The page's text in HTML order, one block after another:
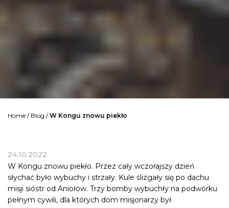
Home / Blog /W Kongu znowu piekło
24.10.2022
W Kongu znowu piekło. Przez cały wczorajszy dzień
słychać było wybuchy i strzały. Kule ślizgały się po dachu
misji sióstr od Aniołów. Trzy bomby wybuchły na podwórku
pełnym cywili, dla których dom misjonarzy był